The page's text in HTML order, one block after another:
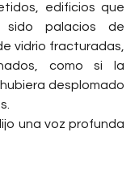
edificios que
sido palacios de
vidrio fracturadas,
como si la
desplomado
una voz profunda